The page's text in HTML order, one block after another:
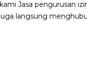
Jasa pengurusan
langsung